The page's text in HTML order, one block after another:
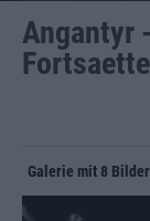
Angantyr
Galerie mit 8